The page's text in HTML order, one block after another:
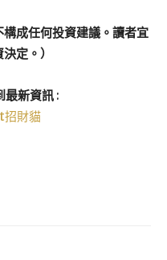
構成任何投資建議。讀者宜
定。）
最新資訊 :
財貓